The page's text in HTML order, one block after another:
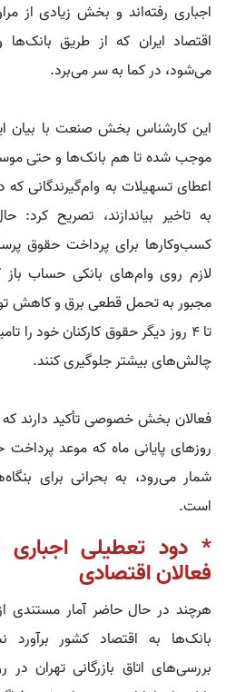
اجباری رفته‌اند و بخش زیادی
اقتصاد ایران که از طریق
می‌شود، در کما به سر می‌برد.
این کارشناس بخش صنعت با بیان
موجب شده تا هم بانک‌‌ها و حتی
اعطای تسهیلات به وام‌گیرندگانی که
به تاخیر بیاندازند، تصریح کرد:
کسب‌وکارها برای پرداخت حقوق
لازم روی وام‌های بانکی حساب باز
مجبور به تحمل قطعی برق و کاهش
تا 4 روز دیگر حقوق کارکنان خود را
چالش‌های بیشتر جلوگیری کنند.
فعالان بخش خصوصی تأکید دارند
روزهای پایانی ماه که موعد
شمار می‌رود، به بحرانی برای
است.
* دود تعطیلی
فعالان اقتصادی
هرچند در حال حاضر آمار مستندی
بانک‌ها به اقتصاد کشور
بررسی‌های اتاق بازرگانی تهران در